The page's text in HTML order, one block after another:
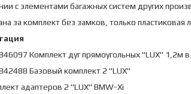
с элементами багажных систем других
за комплект без замков, только
Комплект дуг прямоугольных "LUX" 1,2м в
Базовый комплект 2 "LUX"
адаптеров 2 "LUX" BMW-Xi